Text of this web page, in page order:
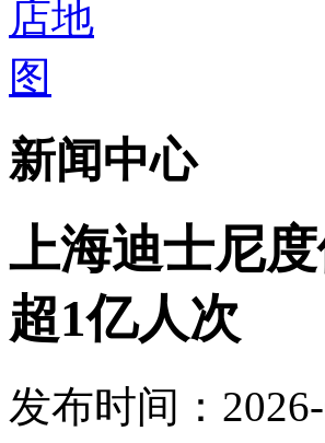
新闻中心
上海迪士尼
超1亿人次
发布时间：